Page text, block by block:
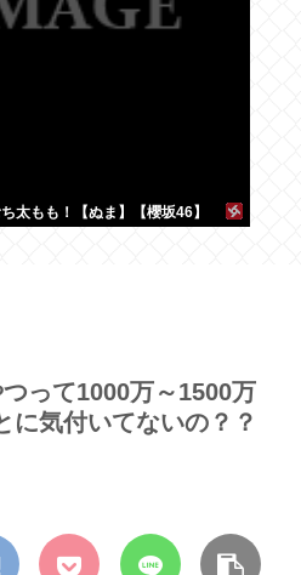
太もも！【ぬま】【櫻坂46】
って1000万～1500万
に気付いてないの？？